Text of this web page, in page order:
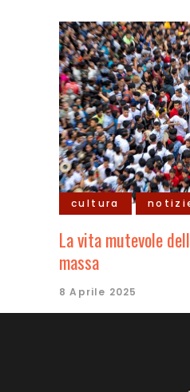
cultura
La vita mutevole
massa
8 Aprile 2025